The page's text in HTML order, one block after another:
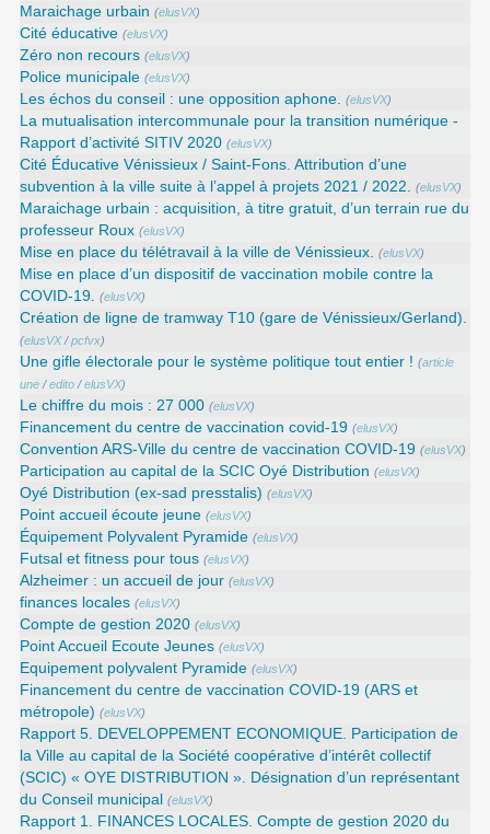
Maraichage urbain (elusVX)
Cité éducative (elusVX)
Zéro non recours (elusVX)
Police municipale (elusVX)
Les échos du conseil : une opposition aphone. (elusVX)
La mutualisation intercommunale pour la transition numérique -
Rapport d’activité SITIV 2020 (elusVX)
Cité Éducative Vénissieux / Saint-Fons. Attribution d’une
subvention à la ville suite à l’appel à projets 2021 / 2022. (elusVX)
Maraichage urbain : acquisition, à titre gratuit, d’un terrain rue du
professeur Roux (elusVX)
Mise en place du télétravail à la ville de Vénissieux. (elusVX)
Mise en place d’un dispositif de vaccination mobile contre la
COVID-19. (elusVX)
Création de ligne de tramway T10 (gare de Vénissieux/Gerland).
(elusVX/pcfvx)
Une gifle électorale pour le système politique tout entier ! (article
une /edito /elusVX)
Le chiffre du mois : 27 000 (elusVX)
Financement du centre de vaccination covid-19 (elusVX)
Convention ARS‑Ville du centre de vaccination COVID‑19 (elusVX)
Participation au capital de la SCIC Oyé Distribution (elusVX)
Oyé Distribution (ex-sad presstalis) (elusVX)
Point accueil écoute jeune (elusVX)
Équipement Polyvalent Pyramide (elusVX)
Futsal et fitness pour tous (elusVX)
Alzheimer : un accueil de jour (elusVX)
finances locales (elusVX)
Compte de gestion 2020 (elusVX)
Point Accueil Ecoute Jeunes (elusVX)
Equipement polyvalent Pyramide (elusVX)
Financement du centre de vaccination COVID-19 (ARS et
métropole) (elusVX)
Rapport 5. DEVELOPPEMENT ECONOMIQUE. Participation de
la Ville au capital de la Société coopérative d’intérêt collectif
(SCIC) « OYE DISTRIBUTION ». Désignation d’un représentant
du Conseil municipal
(elusVX)
Rapport 1. FINANCES LOCALES. Compte de gestion 2020 du